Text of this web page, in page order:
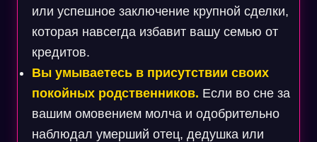
или успешное заключение крупной сделки,
которая навсегда избавит вашу семью от
кредитов.
Вы умываетесь в присутствии своих
покойных родственников. Если во сне за
вашим омовением молча и одобрительно
наблюдал умерший отец, дедушка или